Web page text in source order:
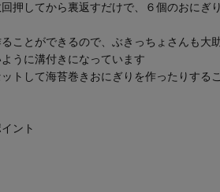
押してから裏返すだけで、６個のおにぎ
ことができるので、ぶきっちょさんも大
うに溝付きになっています
トして海苔巻きおにぎりを作ったりする
ント